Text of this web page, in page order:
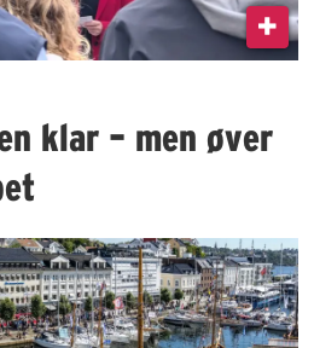
klar – men øver